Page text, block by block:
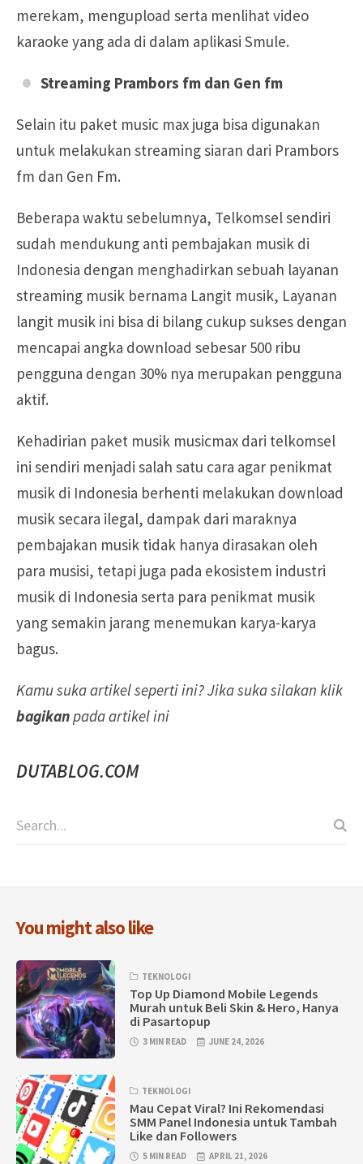
merekam, mengupload serta menlihat video
karaoke yang ada di dalam aplikasi Smule.
Streaming Prambors fm dan Gen fm
Selain itu paket music max juga bisa digunakan
untuk melakukan streaming siaran dari Prambors
fm dan Gen Fm.
Beberapa waktu sebelumnya, Telkomsel sendiri
sudah mendukung anti pembajakan musik di
Indonesia dengan menghadirkan sebuah layanan
streaming musik bernama Langit musik, Layanan
langit musik ini bisa di bilang cukup sukses dengan
mencapai angka download sebesar 500 ribu
pengguna dengan 30% nya merupakan pengguna
aktif.
Kehadirian paket musik musicmax dari telkomsel
ini sendiri menjadi salah satu cara agar penikmat
musik di Indonesia berhenti melakukan download
musik secara ilegal, dampak dari maraknya
pembajakan musik tidak hanya dirasakan oleh
para musisi, tetapi juga pada ekosistem industri
musik di Indonesia serta para penikmat musik
yang semakin jarang menemukan karya-karya
bagus.
Kamu suka artikel seperti ini? Jika suka silakan klik
bagikanpada artikel ini
DUTABLOG.COM
You might also like
TEKNOLOGI
Top Up Diamond Mobile Legends
Murah untuk Beli Skin & Hero, Hanya
di Pasartopup
3 MIN READ JUNE 24, 2026
TEKNOLOGI
Mau Cepat Viral? Ini Rekomendasi
SMM Panel Indonesia untuk Tambah
Like dan Followers
5 MIN READ APRIL 21, 2026